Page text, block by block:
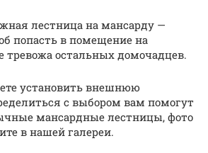
лестница на мансарду —
попасть в помещение на
тревожа остальных домочадцев.
установить внешнюю
с выбором вам помогут
мансардные лестницы, фото
в нашей галереи.